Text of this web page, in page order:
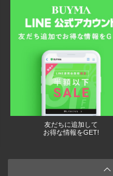
友だちに追加して
お得な情報をGET!